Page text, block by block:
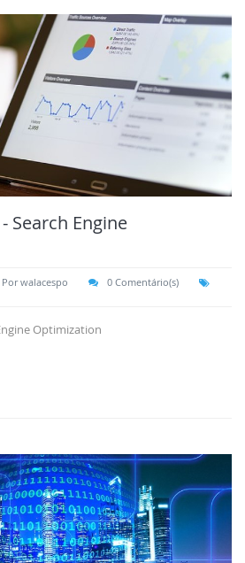
Search Engine
Por walacespo
0 Comentário(s)
Optimization